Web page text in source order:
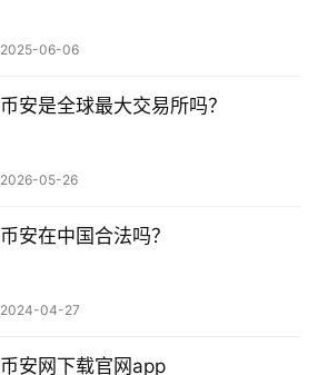
2025-06-06
币安是全球最大交易所吗？
2026-05-26
币安在中国合法吗？
2024-04-27
币安网下载官网app